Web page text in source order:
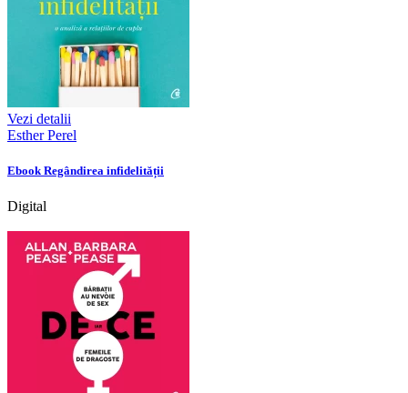
Vezi detalii
Esther Perel
Ebook Regândirea infidelității
Digital